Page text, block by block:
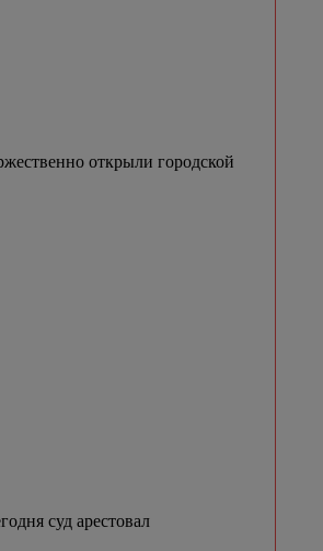
открыли городской
суд арестовал